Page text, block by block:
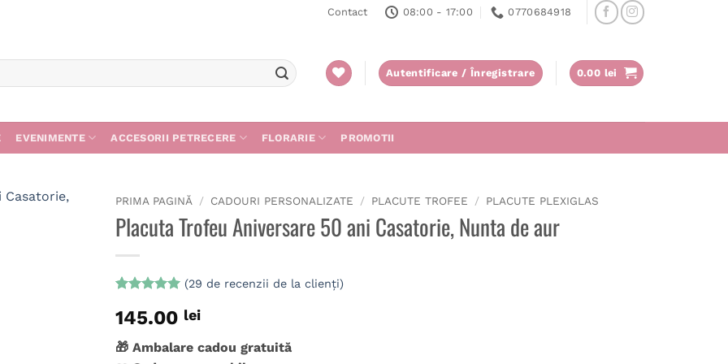
Contact 08:00 - 17:00 0770684918
Autentificare / Înregistrare 0.00 lei
EVENIMENTE ACCESORII PETRECERE FLORARIE PROMOTII
PRIMA PAGINĂ / CADOURI PERSONALIZATE / PLACUTE TROFEE / PLACUTE PLEXIGLAS
Placuta Trofeu Aniversare 50 ani Casatorie, Nunta de aur
4.97din 5
pe baza a
de evaluări
de la clienți
(29 de recenzii de la clienți)
145.00 lei
🎁 Ambalare cadou gratuită